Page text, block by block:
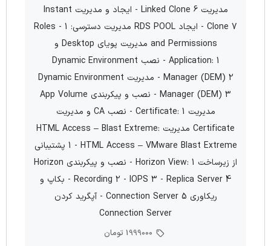
مدیریت Linked Clone 6 - ایجاد و مدیریت Instant
Clone 7 - ایجاد RDS POOL مدیریت دسترسی: 1 - Roles
and Permissions مدیریت پویای Desktop و
Application: 1 - نصب Dynamic Environment
Manager (DEM) 2 - مدیریت Dynamic Environment
Manager (DEM) 3 - نصب و پیکربندی App Volume
مدیریت Certificate: 1 - نصب CA و مدیریت
Certificate مدیریت HTML Access – Blast Extreme:
1 - HTML Access – VMware Blast Extreme پشتیبانی
از زیرساخت Horizon View: 1 - نصب و پیکربندی Horizon
Recording 2 - IOPS 3 - Replica Server 4 - بکاپ و
ریکاوری Connection Server 5 - آپگرید کردن
Connection Server
1999000 تومان